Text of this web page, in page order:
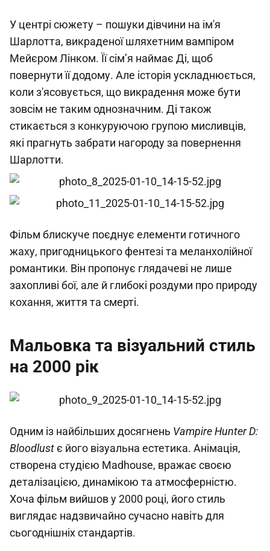
У центрі сюжету – пошуки дівчини на ім'я
Шарлотта, викраденої шляхетним вампіром
Мейєром Лінком. Її сім’я наймає Ді, щоб
повернути її додому. Але історія ускладнюється,
коли з'ясовується, що викрадення може бути
зовсім не таким однозначним. Ді також
стикається з конкуруючою групою мисливців,
які прагнуть забрати нагороду за повернення
Шарлотти.
Фільм блискуче поєднує елементи готичного
жаху, пригодницького фентезі та меланхолійної
романтики. Він пропонує глядачеві не лише
захопливі бої, але й глибокі роздуми про природу
кохання, життя та смерті.
Мальовка та візуальний стиль
на 2000 рік
Одним із найбільших досягнень Vampire Hunter D:
Bloodlust є його візуальна естетика. Анімація,
створена студією Madhouse, вражає своєю
деталізацією, динамікою та атмосферністю.
Хоча фільм вийшов у 2000 році, його стиль
виглядає надзвичайно сучасно навіть для
сьогоднішніх стандартів.